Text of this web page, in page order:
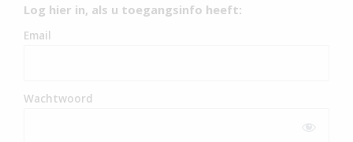
Log hier in, als u toegangsinfo heeft:
Email
Wachtwoord